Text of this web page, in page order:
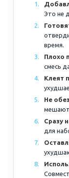
Это не
время.
Плохо
смесь
Клеят
Не
мешают
Сразу
для